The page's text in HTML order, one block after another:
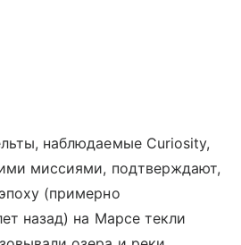
наблюдаемые Curiosity,
миссиями, подтверждают,
(примерно
назад) на Марсе текли